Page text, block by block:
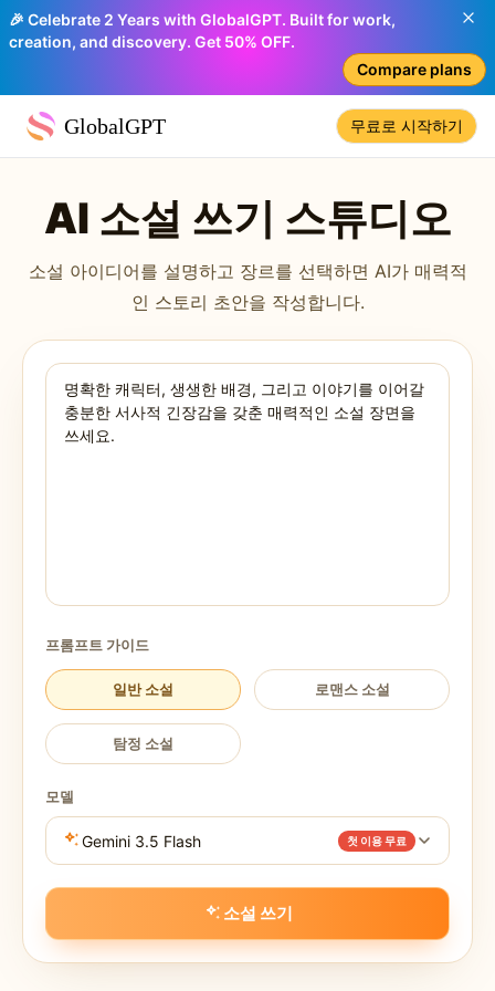
🎉 Celebrate 2 Years with GlobalGPT. Built for work,
creation, and discovery. Get 50% OFF.
Compare plans
GlobalGPT 무료로 시작하기
AI 소설 쓰기 스튜디오
소설 아이디어를 설명하고 장르를 선택하면 AI가 매력적
인 스토리 초안을 작성합니다.
프롬프트 가이드
일반 소설 로맨스 소설
탐정 소설
모델
Gemini 3.5 Flash 첫 이용 무료
소설 쓰기